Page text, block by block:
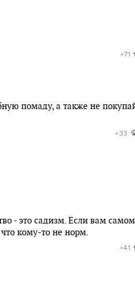
+71
помаду, а также не
+33
- это садизм. Если вам
кому-то не норм.
+41